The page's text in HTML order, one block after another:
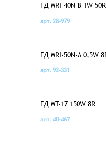
ГД MRI-40N-B 1W 50R
арт. 28-979
ГД MRI-50N-A 0,5W
арт. 92-331
ГД MT-17 150W 8R
арт. 40-467